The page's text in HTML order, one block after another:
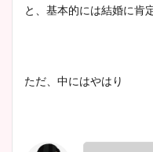
と、基本的には結婚に肯
ただ、中にはやはり